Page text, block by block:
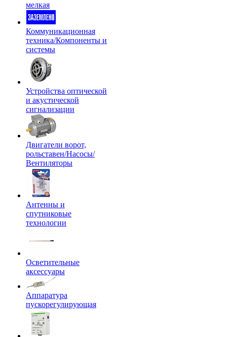
мелкая
Коммуникационная
техника/Компоненты и
системы
Устройства оптической
и акустической
сигнализации
Двигатели ворот,
рольставен/Насосы/
Вентиляторы
Антенны и
спутниковые
технологии
Осветительные
аксессуары
Аппаратура
пускорегулирующая